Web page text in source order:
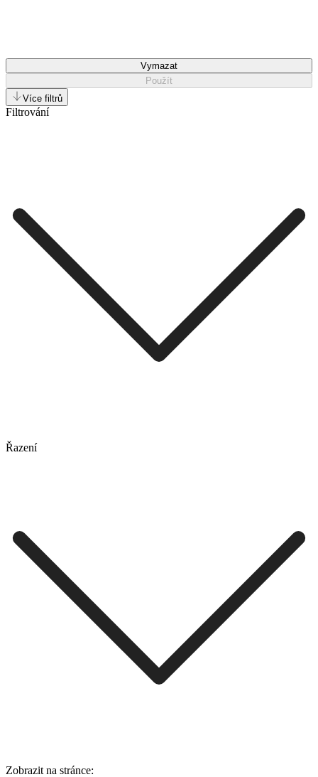
Vymazat
Použít
Více filtrů
Filtrování
Řazení
Zobrazit na stránce: